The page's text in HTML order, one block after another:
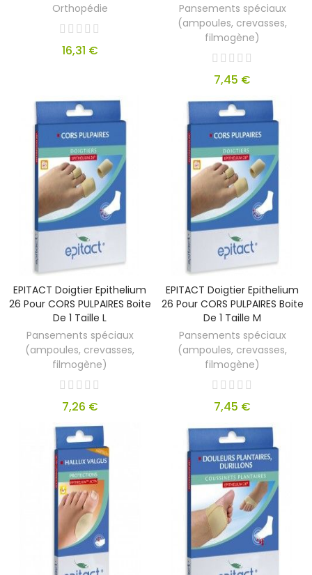
Orthopédie
16,31 €
Pansements spéciaux
(ampoules, crevasses,
filmogène)
7,45 €
EPITACT Doigtier Epithelium
26 Pour CORS PULPAIRES Boite
De 1 Taille L
Pansements spéciaux
(ampoules, crevasses,
filmogène)
7,26 €
EPITACT Doigtier Epithelium
26 Pour CORS PULPAIRES Boite
De 1 Taille M
Pansements spéciaux
(ampoules, crevasses,
filmogène)
7,45 €